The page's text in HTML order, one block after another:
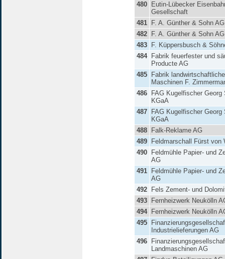
480
Eutin-Lübecker
Gesellschaft
481
F. A. Günther & Sohn AG
482
F. A. Günther & Sohn AG
483
F. Küppersbusch &
484
Fabrik feuerfester und
Producte AG
485
Fabrik
Maschinen F.
486
FAG Kugelfischer Georg
KGaA
487
FAG Kugelfischer Georg
KGaA
488
Falk-Reklame AG
489
Feldmarschall Fürst von
490
Feldmühle Papier- und
AG
491
Feldmühle Papier- und
AG
492
Fels Zement- und
493
Fernheizwerk Neukölln
494
Fernheizwerk Neukölln
495
Industrielieferungen AG
496
Landmaschinen AG